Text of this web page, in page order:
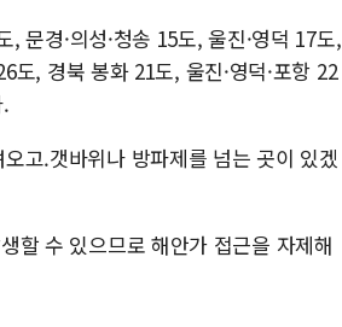
문경·의성·청송 15도, 울진·영덕 17도,
, 경북 봉화 21도, 울진·영덕·포항 22
고.갯바위나 방파제를 넘는 곳이 있겠
할 수 있으므로 해안가 접근을 자제해